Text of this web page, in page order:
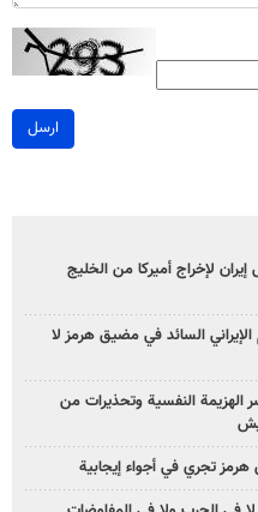
ارسل
لإخراج أميركا من الخليج
السائد في مضيق هرمز لا
الهزيمة النفسية وتحذيرات من
تجري في أجواء إيجابية